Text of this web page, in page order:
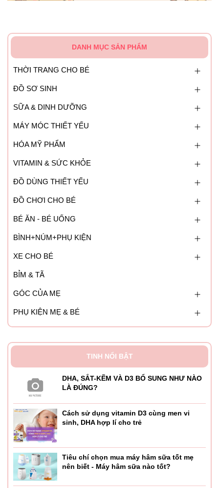
DANH MỤC SẢN PHẨM
THỜI TRANG CHO BÉ
ĐỒ SƠ SINH
SỮA & DINH DƯỠNG
MÁY MÓC THIẾT YẾU
HÓA MỸ PHẨM
VITAMIN & SỨC KHỎE
ĐỒ DÙNG THIẾT YẾU
ĐỒ CHƠI CHO BÉ
BÉ ĂN - BÉ UỐNG
BÌNH+NÚM+PHỤ KIỆN
XE CHO BÉ
BỈM & TÃ
GÓC CỦA MẸ
PHỤ KIỆN MẸ & BÉ
TINH NỔI BẬT
DHA, SẮT-KẼM VÀ D3 BỔ SUNG NHƯ NÀO
LÀ ĐÚNG?
Cách sử dụng vitamin D3 cùng men vi
sinh, DHA hợp lí cho trẻ
Tiêu chí chọn mua máy hâm sữa tốt mẹ
nên biết - Máy hâm sữa nào tốt?